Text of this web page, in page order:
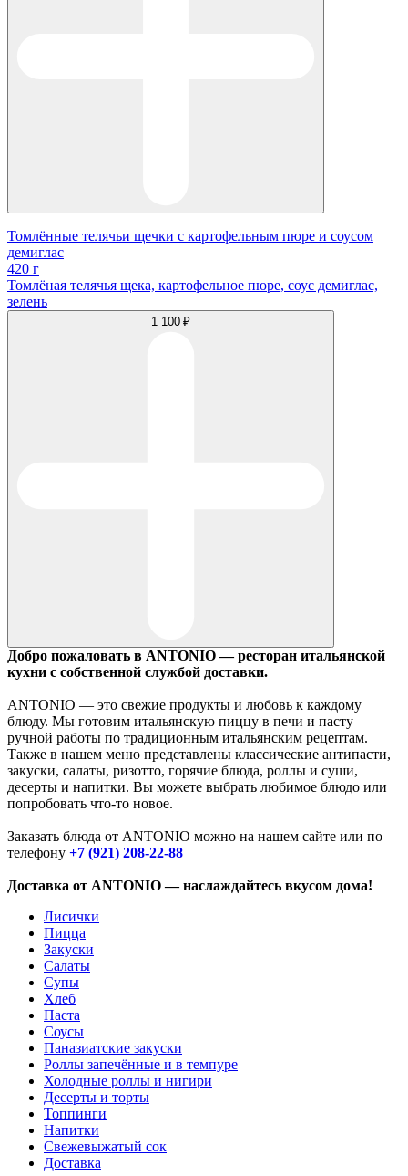
Томлённые телячьи щечки с картофельным пюре и соусом
демиглас
420 г
Томлёная телячья щека, картофельное пюре, соус демиглас,
зелень
1 100 ₽
Добро пожаловать в ANTONIO — ресторан итальянской
кухни с собственной службой доставки.
ANTONIO — это свежие продукты и любовь к каждому
блюду. Мы готовим итальянскую пиццу в печи и пасту
ручной работы по традиционным итальянским рецептам.
Также в нашем меню представлены классические антипасти,
закуски, салаты, ризотто, горячие блюда, роллы и суши,
десерты и напитки. Вы можете выбрать любимое блюдо или
попробовать что-то новое.
Заказать блюда от ANTONIO можно на нашем сайте или по
телефону +7 (921) 208-22-88
Доставка от ANTONIO — наслаждайтесь вкусом дома!
Лисички
Пицца
Закуски
Салаты
Супы
Хлеб
Паста
Соусы
Паназиатские закуски
Роллы запечённые и в темпуре
Холодные роллы и нигири
Десерты и торты
Топпинги
Напитки
Свежевыжатый сок
Доставка